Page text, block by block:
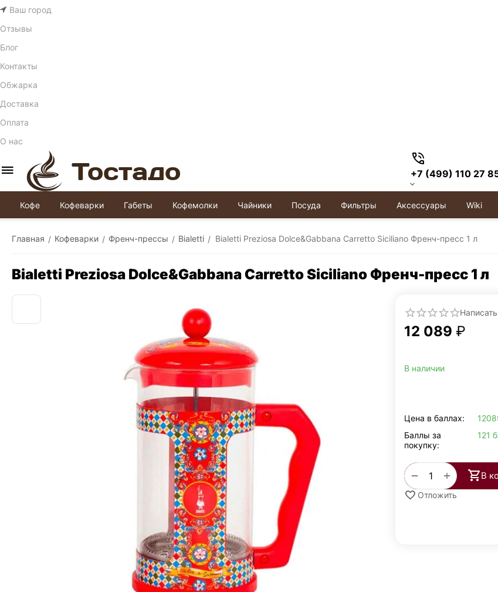
Ваш город
Отзывы
Блог
Контакты
Обжарка
Доставка
Оплата
О нас
+7 (499) 110 27
Кофе Кофеварки Габеты Кофемолки Чайники Посуда Фильтры Аксессуары Wiki
Главная / Кофеварки / Френч-прессы / Bialetti / Bialetti Preziosa Dolce&Gabbana Carretto Siciliano Френч-пресс 1 л
Bialetti Preziosa Dolce&Gabbana Carretto Siciliano Френч-пресс 1 л
12 089 ₽
В наличии
Цена в баллах:
Баллы за
покупку:
121
+
− В
Отложить